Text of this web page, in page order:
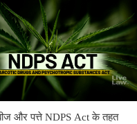
और पत्ते NDPS Act के तहत